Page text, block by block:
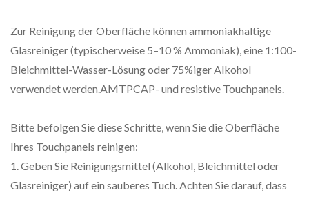
Zur Reinigung der Oberfläche können ammoniakhaltige
Glasreiniger (typischerweise 5–10 % Ammoniak), eine 1:100-
Bleichmittel-Wasser-Lösung oder 75%iger Alkohol
verwendet werden.AMTPCAP- und resistive Touchpanels.
Bitte befolgen Sie diese Schritte, wenn Sie die Oberfläche
Ihres Touchpanels reinigen:
1. Geben Sie Reinigungsmittel (Alkohol, Bleichmittel oder
Glasreiniger) auf ein sauberes Tuch. Achten Sie darauf, dass